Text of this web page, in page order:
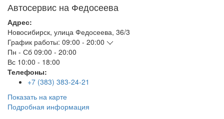
Автосервис на Федосеева
Адрес:
Новосибирск, улица Федосеева, 36/3
График работы: 09:00 - 20:00
Пн - Сб 09:00 - 20:00
Вс 10:00 - 18:00
Телефоны:
+7 (383) 383-24-21
Показать на карте
Подробная информация